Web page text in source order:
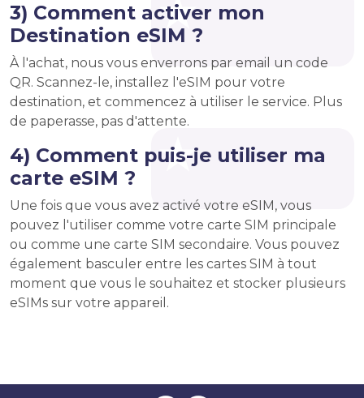
3) Comment activer mon
Destination eSIM ?
À l'achat, nous vous enverrons par email un code
QR. Scannez-le, installez l'eSIM pour votre
destination, et commencez à utiliser le service. Plus
de paperasse, pas d'attente.
4) Comment puis-je utiliser ma
carte eSIM ?
Une fois que vous avez activé votre eSIM, vous
pouvez l'utiliser comme votre carte SIM principale
ou comme une carte SIM secondaire. Vous pouvez
également basculer entre les cartes SIM à tout
moment que vous le souhaitez et stocker plusieurs
eSIMs sur votre appareil.